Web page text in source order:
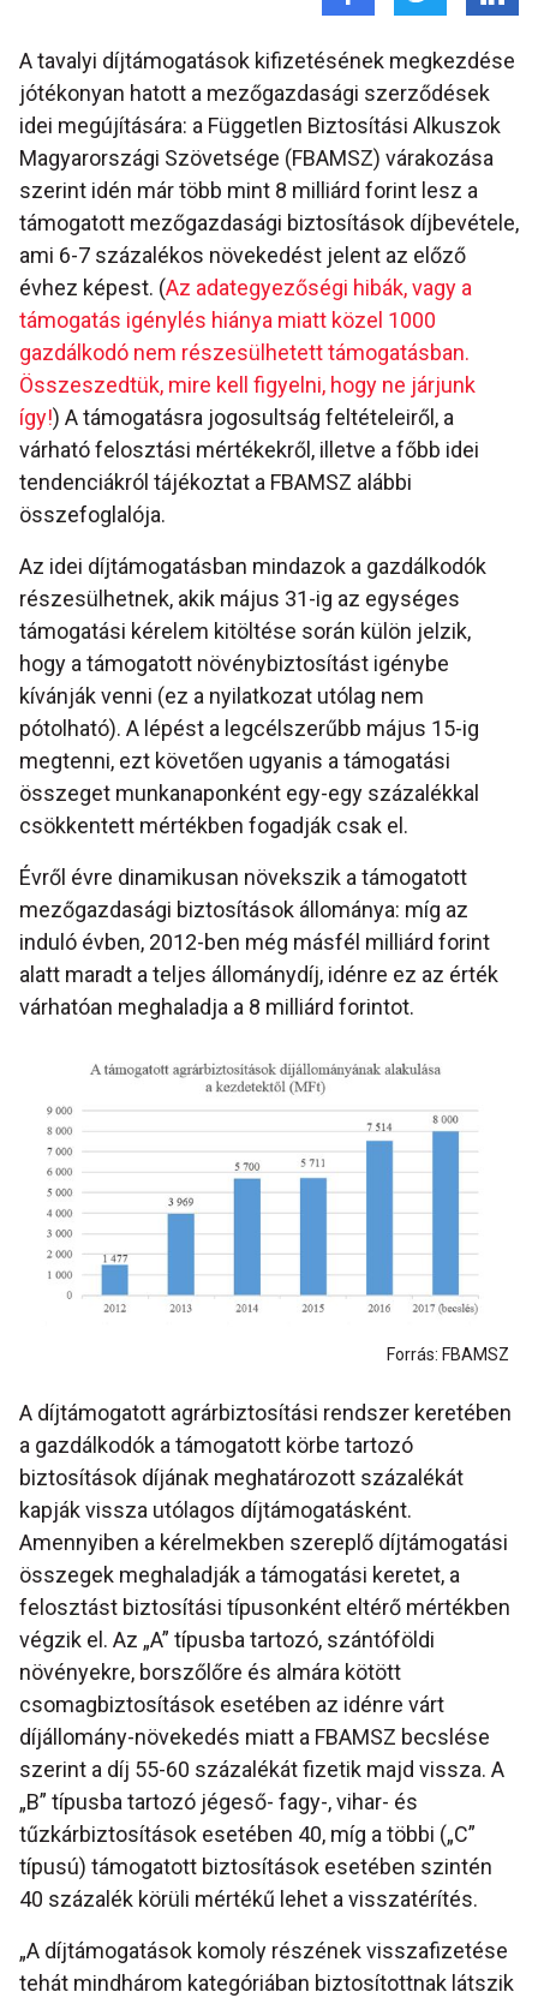
A tavalyi díjtámogatások kifizetésének megkezdése
jótékonyan hatott a mezőgazdasági szerződések
idei megújítására: a Független Biztosítási Alkuszok
Magyarországi Szövetsége (FBAMSZ) várakozása
szerint idén már több mint 8 milliárd forint lesz a
támogatott mezőgazdasági biztosítások díjbevétele,
ami 6-7 százalékos növekedést jelent az előző
évhez képest. (Az adategyezőségi hibák, vagy a
támogatás igénylés hiánya miatt közel 1000
gazdálkodó nem részesülhetett támogatásban.
Összeszedtük, mire kell figyelni, hogy ne járjunk
így!) A támogatásra jogosultság feltételeiről, a
várható felosztási mértékekről, illetve a főbb idei
tendenciákról tájékoztat a FBAMSZ alábbi
összefoglalója.
Az idei díjtámogatásban mindazok a gazdálkodók
részesülhetnek, akik május 31-ig az egységes
támogatási kérelem kitöltése során külön jelzik,
hogy a támogatott növénybiztosítást igénybe
kívánják venni (ez a nyilatkozat utólag nem
pótolható). A lépést a legcélszerűbb május 15-ig
megtenni, ezt követően ugyanis a támogatási
összeget munkanaponként egy-egy százalékkal
csökkentett mértékben fogadják csak el.
Évről évre dinamikusan növekszik a támogatott
mezőgazdasági biztosítások állománya: míg az
induló évben, 2012-ben még másfél milliárd forint
alatt maradt a teljes állománydíj, idénre ez az érték
várhatóan meghaladja a 8 milliárd forintot.
Forrás: FBAMSZ
A díjtámogatott agrárbiztosítási rendszer keretében
a gazdálkodók a támogatott körbe tartozó
biztosítások díjának meghatározott százalékát
kapják vissza utólagos díjtámogatásként.
Amennyiben a kérelmekben szereplő díjtámogatási
összegek meghaladják a támogatási keretet, a
felosztást biztosítási típusonként eltérő mértékben
végzik el. Az „A” típusba tartozó, szántóföldi
növényekre, borszőlőre és almára kötött
csomagbiztosítások esetében az idénre várt
díjállomány-növekedés miatt a FBAMSZ becslése
szerint a díj 55-60 százalékát fizetik majd vissza. A
„B” típusba tartozó jégeső- fagy-, vihar- és
tűzkárbiztosítások esetében 40, míg a többi („C”
típusú) támogatott biztosítások esetében szintén
40 százalék körüli mértékű lehet a visszatérítés.
„A díjtámogatások komoly részének visszafizetése
tehát mindhárom kategóriában biztosítottnak látszik